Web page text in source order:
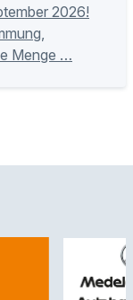
2026!
Menge …